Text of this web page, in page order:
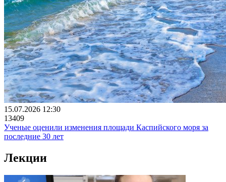
15.07.2026 12:30
13409
Ученые оценили изменения площади Каспийского моря за
последние 30 лет
Лекции